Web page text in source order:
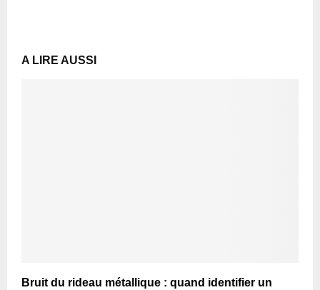
A LIRE AUSSI
Bruit du rideau métallique : quand identifier un